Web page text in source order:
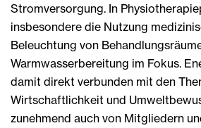
Stromversorgung. In
insbesondere die Nutzung
Beleuchtung von
Warmwasserbereitung im Fokus.
damit direkt verbunden mit den
Wirtschaftlichkeit und
zunehmend auch von Mitgliedern